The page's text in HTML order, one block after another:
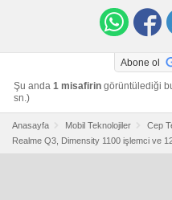
Abone ol
Şu anda 1 misafirin görüntülediği
sn.)
Anasayfa Mobil Teknolojiler
Cep
Realme Q3, Dimensity 1100 işlemci ve